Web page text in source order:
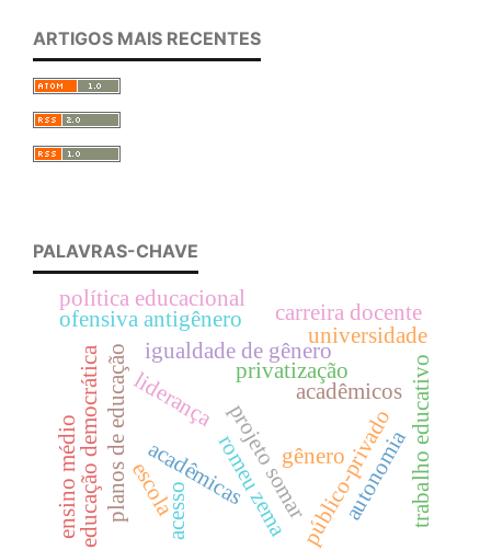
ARTIGOS MAIS RECENTES
PALAVRAS-CHAVE
privatização
projeto somarpúblico-privado
romeu zema
igualdade de gênero
acadêmicos
acadêmicas
universidade
ofensiva antigênero
planos de educação gênero
acesso
política educacional
educação democrática escola trabalho educativo
autonomia
carreira docente
ensino médio
liderança